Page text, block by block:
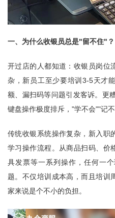
一、为什么收银员总是"留不住"？
开过店的人都知道：收银员岗位
杂，新员工至少要培训3-5天才
额、漏扫码等问题引发客诉。更
键盘操作极度排斥，"学不会""记
传统收银系统操作复杂，新入职
学习操作流程。从商品扫码、价
具发票等一系列操作，任何一
题。不仅培训成本高，而且培训
家来说是个不小的负担。